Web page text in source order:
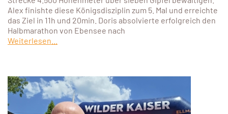
Alex finishte diese Königsdisziplin zum 5. Mal und erreichte
das Ziel in 11h und 20min. Doris absolvierte erfolgreich den
Halbmarathon von Ebensee nach
Weiterlesen...